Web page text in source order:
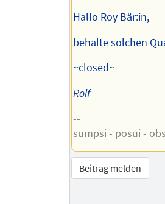
Hallo Roy Bär:in,
behalte solchen
~closed~
Rolf
--
sumpsi - posui -
Beitrag melden